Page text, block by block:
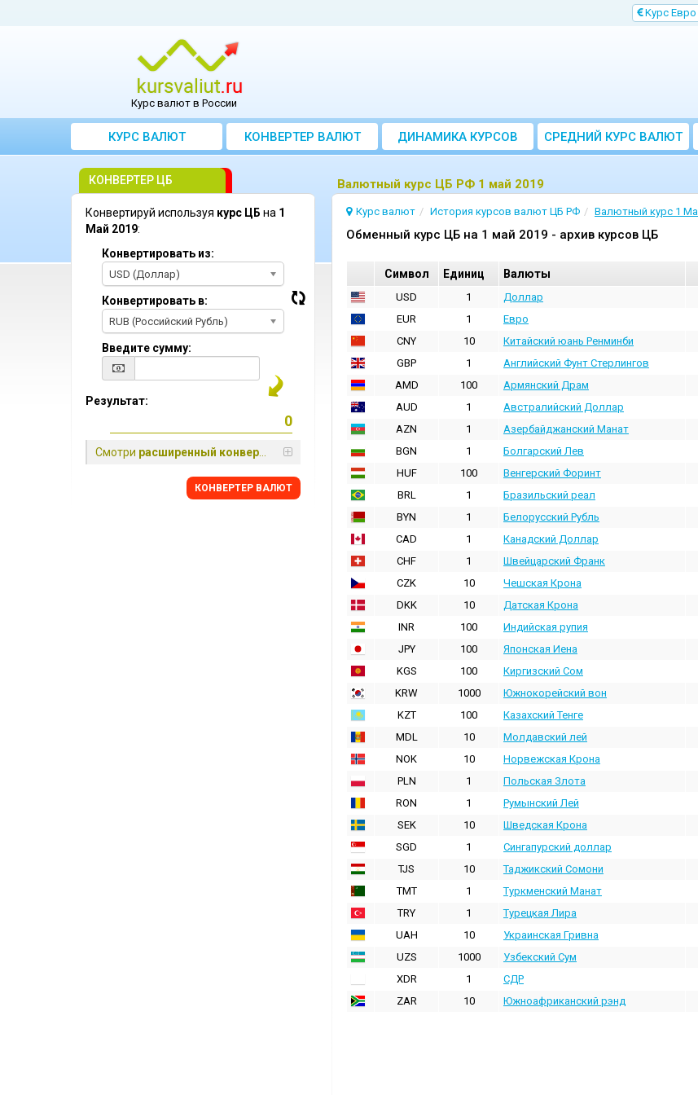
Kурс Евро
Курс валют в России
КУРС ВАЛЮТ КОНВЕРТЕР ВАЛЮТ ДИНАМИКА КУРСОВ
CРЕДНИЙ КУРС ВАЛЮТ
ЗА МЕСЯЦ
Bалютный курс ЦБ РФ 1 май 2019
Курс валют История курсов валют ЦБ РФ Валютный курс 1
Oбменный курс ЦБ на 1 май 2019 - архив курсов ЦБ
Cимвол Единиц Валюты
USD 1 Доллар
EUR
1 Евро
CNY
10 Китайский юань Ренминби
GBP
1 Английский Фунт Стерлингов
AMD
100 Армянский Драм
AUD
1 Австралийский Доллар
AZN
1 Азербайджанский Манат
BGN
1 Болгарский Лев
HUF
100 Венгерский Форинт
BRL
1 Бразильский реал
BYN
1 Белорусский Рубль
CAD
1 Канадский Доллар
CHF
1 Швейцарский Франк
CZK
10 Чешская Крона
DKK
10 Датская Крона
INR
100 Индийская pупия
JPY
100 Японская Иена
KGS
100 Киргизский Сом
KRW
1000 Южнокорейский вон
KZT
100 Казахский Тенге
MDL
10 Молдавский лей
NOK
10 Норвежская Крона
PLN
1 Польская Злота
RON
1 Румынский Лей
SEK
10 Шведская Крона
SGD
1 Сингапурский доллар
TJS
10 Таджикский Сомони
TMT
1 Туркменский Манат
TRY
1 Турецкая Лира
UAH
10 Украинская Гривна
UZS
1000 Узбекский Сум
XDR
1 СДР
ZAR
10 Южноафриканский рэнд
КОНВЕРТЕР ЦБ
Конвертируй используя курс ЦБ на 1
Май 2019:
Конвертировать из:
USD (Доллар)
Конвертировать в:
RUB (Российский Рубль)
Введите сумму:
Результат:
Смотри расширенный конвертер
КОНВЕРТЕР ВАЛЮТ